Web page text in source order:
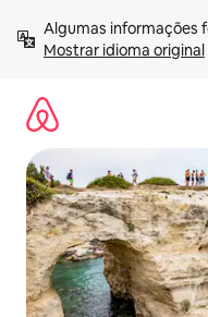
para
Mostrar idioma original